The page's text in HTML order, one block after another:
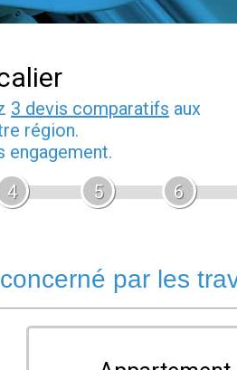
3 devis comparatifs aux
région.
engagement.
4 5 6
par les